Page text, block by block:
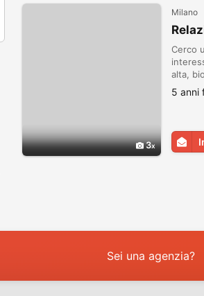
3
Milano
Cerco
alta,
5 anni
Sei una agenzia?